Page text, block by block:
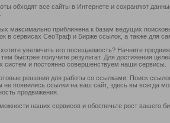
обходят все сайты в Интернете и сохраняют
максимально приближена к базам ведущих
в сервисах СеоТраф и Бирже ссылок, а также для
увеличить его посещаемость? Начните
тем быстрее получите результат. Для достижения
систем и постоянно совершенствуем наши сервисы.
решения для работы со ссылками: Поиск
не появились ссылки на ваш сайт, здесь вы всегда
продвижения.
наших сервисов и обеспечьте рост вашего